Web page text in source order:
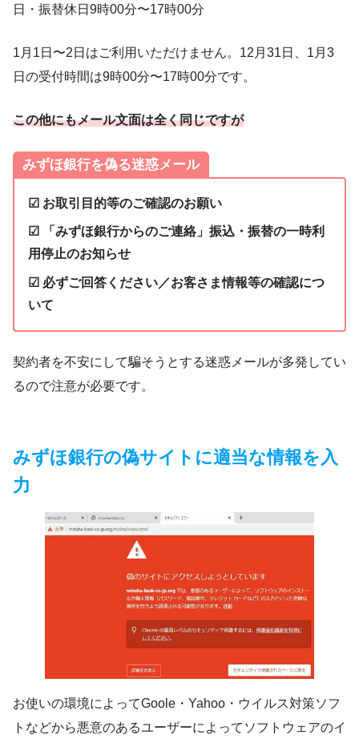
日・振替休日9時00分〜17時00分
1月1日〜2日はご利用いただけません。12月31日、1月3
日の受付時間は9時00分〜17時00分です。
この他にもメール文面は全く同じですが
みずほ銀行を偽る迷惑メール
☑ お取引目的等のご確認のお願い
☑ 「みずほ銀行からのご連絡」振込・振替の一時利
用停止のお知らせ
☑ 必ずご回答ください／お客さま情報等の確認につ
いて
契約者を不安にして騙そうとする迷惑メールが多発してい
るので注意が必要です。
みずほ銀行の偽サイトに適当な情報を入
力
お使いの環境によってGoole・Yahoo・ウイルス対策ソフ
トなどから悪意のあるユーザーによってソフトウェアのイ